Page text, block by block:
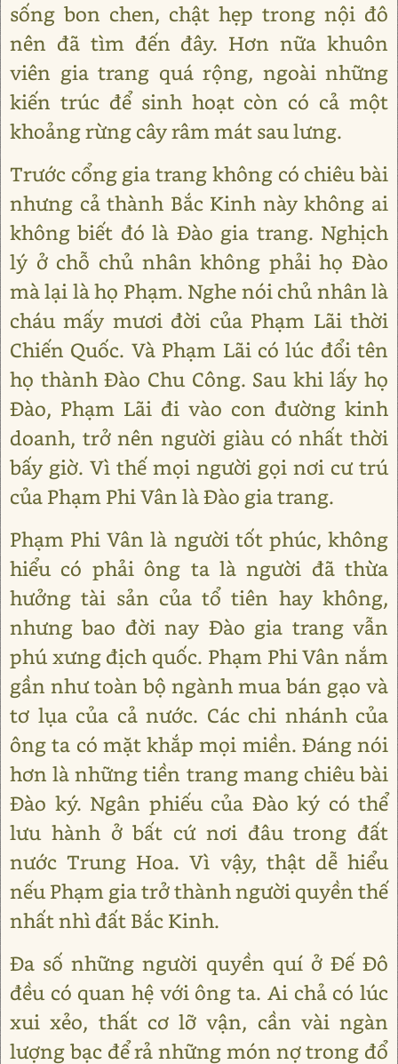
sống bon chen, chật hẹp trong nội đô
nên đã tìm đến đây. Hơn nữa khuôn
viên gia trang quá rộng, ngoài những
kiến trúc để sinh hoạt còn có cả một
khoảng rừng cây râm mát sau lưng.
Trước cổng gia trang không có chiêu bài
nhưng cả thành Bắc Kinh này không ai
không biết đó là Đào gia trang. Nghịch
lý ở chỗ chủ nhân không phải họ Đào
mà lại là họ Phạm. Nghe nói chủ nhân là
cháu mấy mươi đời của Phạm Lãi thời
Chiến Quốc. Và Phạm Lãi có lúc đổi tên
họ thành Đào Chu Công. Sau khi lấy họ
Đào, Phạm Lãi đi vào con đường kinh
doanh, trở nên người giàu có nhất thời
bấy giờ. Vì thế mọi người gọi nơi cư trú
của Phạm Phi Vân là Đào gia trang.
Phạm Phi Vân là người tốt phúc, không
hiểu có phải ông ta là người đã thừa
hưởng tài sản của tổ tiên hay không,
nhưng bao đời nay Đào gia trang vẫn
phú xưng địch quốc. Phạm Phi Vân nắm
gần như toàn bộ ngành mua bán gạo và
tơ lụa của cả nước. Các chi nhánh của
ông ta có mặt khắp mọi miền. Đáng nói
hơn là những tiền trang mang chiêu bài
Đào ký. Ngân phiếu của Đào ký có thể
lưu hành ở bất cứ nơi đâu trong đất
nước Trung Hoa. Vì vậy, thật dễ hiểu
nếu Phạm gia trở thành người quyền thế
nhất nhì đất Bắc Kinh.
Đa số những người quyền quí ở Đế Đô
đều có quan hệ với ông ta. Ai chả có lúc
xui xẻo, thất cơ lỡ vận, cần vài ngàn
lượng bạc để rả những món nợ trong đổ